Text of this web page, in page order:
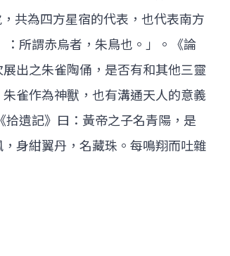
共為四方星宿的代表，也代表南方
所謂赤烏者，朱鳥也。」。《論
出之朱雀陶俑，是否有和其他三靈
雀作為神獸，也有溝通天人的意義
遺記》曰：黃帝之子名青陽，是
身紺翼丹，名藏珠。每鳴翔而吐雜